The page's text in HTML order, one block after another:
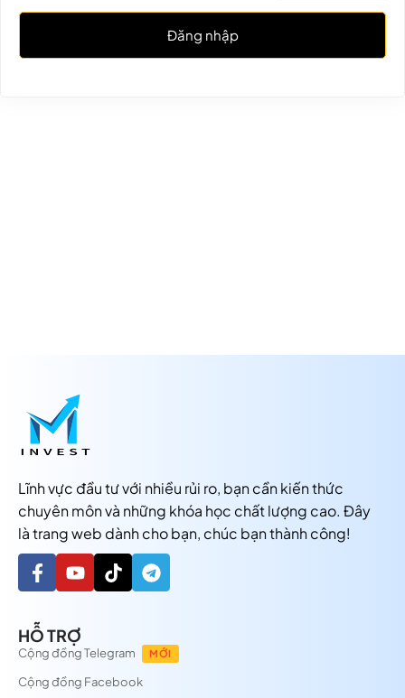
Đăng nhập
Lĩnh vực đầu tư với nhiều rủi ro, bạn cần kiến thức
chuyên môn và những khóa học chất lượng cao. Đây
là trang web dành cho bạn, chúc bạn thành công!
HỖ TRỢ
Cộng đồng Telegram MỚI
Cộng đồng Facebook